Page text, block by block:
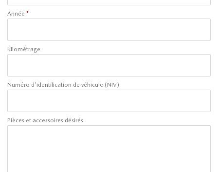
Année *
Kilométrage
Numéro d'identification de véhicule (NIV)
Pièces et accessoires désirés